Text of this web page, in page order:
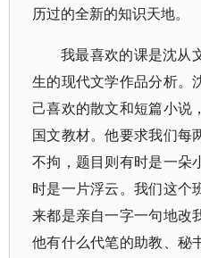
历过的全新的知识天地。
我最喜欢的课是沈从
生的现代文学作品分析。
己喜欢的散文和短篇小说
国文教材。他要求我们每
不拘，题目则有时是一朵
时是一片浮云。我们这个
来都是亲自一字一句地改
他有什么代笔的助教、秘